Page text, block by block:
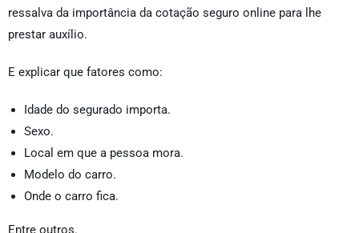
ressalva da importância da cotação seguro online para lhe
prestar auxílio.
E explicar que fatores como:
Idade do segurado importa.
Sexo.
Local em que a pessoa mora.
Modelo do carro.
Onde o carro fica.
Entre outros.